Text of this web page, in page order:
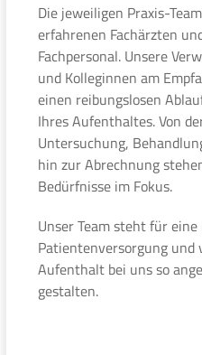
Die jeweiligen Praxis-
erfahrenen Fachärzten
Fachpersonal. Unsere
und Kolleginnen am
einen reibungslosen
Ihres Aufenthaltes. Von
Untersuchung,
hin zur Abrechnung
Bedürfnisse im Fokus.
Unser Team steht für
Patientenversorgung und
Aufenthalt bei uns so
gestalten.